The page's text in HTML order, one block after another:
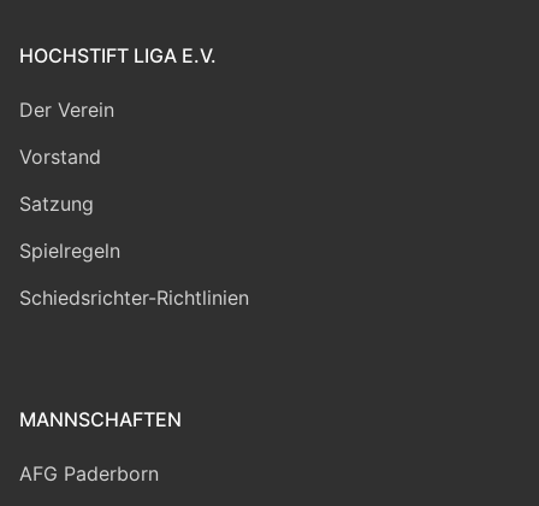
HOCHSTIFT LIGA E.V.
Der Verein
Vorstand
Satzung
Spielregeln
Schiedsrichter-Richtlinien
MANNSCHAFTEN
AFG Paderborn